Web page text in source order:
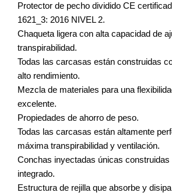
Protector de pecho dividido CE
1621_3: 2016 NIVEL 2.
Chaqueta ligera con alta capacidad de
transpirabilidad.
Todas las carcasas están construidas
alto rendimiento.
Mezcla de materiales para una
excelente.
Propiedades de ahorro de peso.
Todas las carcasas están altamente
máxima transpirabilidad y ventilación.
Conchas inyectadas únicas construidas
integrado.
Estructura de rejilla que absorbe y